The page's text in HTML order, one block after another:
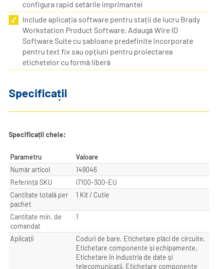
configura rapid setările imprimantei
Include aplicația software pentru stații de lucru Brady
Workstation Product Software. Adaugă Wire ID
Software Suite cu șabloane predefinite încorporate
pentru text fix sau opțiuni pentru proiectarea
etichetelor cu formă liberă
Specificații
Specificații cheie:
Parametru
Valoare
Număr articol
149046
Referință SKU
i7100-300-EU
Cantitate totală per
pachet
1 Kit / Cutie
Cantitate min. de
comandat
1
Aplicații
Coduri de bare, Etichetare plăci de circuite,
Etichetare componente și echipamente,
Etichetare în industria de date și
telecomunicații, Etichetare componente